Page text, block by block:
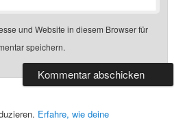
und Website in diesem Browser für
speichern.
Erfahre, wie deine